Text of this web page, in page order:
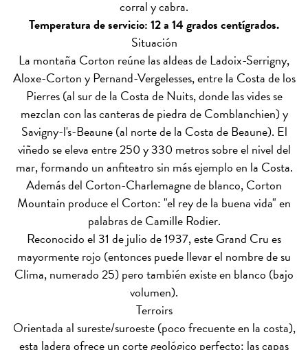
corral y cabra.
Temperatura de servicio: 12 a 14 grados centígrados.
Situación
La montaña Corton reúne las aldeas de Ladoix-Serrigny,
Aloxe-Corton y Pernand-Vergelesses, entre la Costa de los
Pierres (al sur de la Costa de Nuits, donde las vides se
mezclan con las canteras de piedra de Comblanchien) y
Savigny-l's-Beaune (al norte de la Costa de Beaune). El
viñedo se eleva entre 250 y 330 metros sobre el nivel del
mar, formando un anfiteatro sin más ejemplo en la Costa.
Además del Corton-Charlemagne de blanco, Corton
Mountain produce el Corton: "el rey de la buena vida" en
palabras de Camille Rodier.
Reconocido el 31 de julio de 1937, este Grand Cru es
mayormente rojo (entonces puede llevar el nombre de su
Clima, numerado 25) pero también existe en blanco (bajo
volumen).
Terroirs
Orientada al sureste/suroeste (poco frecuente en la costa),
esta ladera ofrece un corte geológico perfecto: las capas